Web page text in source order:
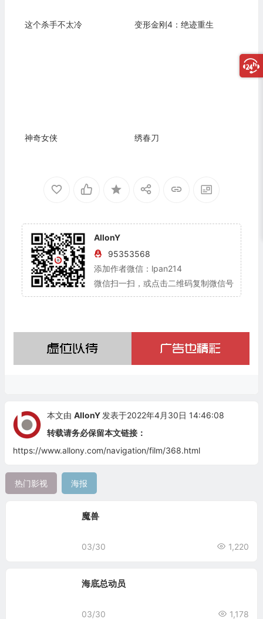
这个杀手不太冷 变形金刚4：绝迹重生
神奇女侠 绣春刀
AllonY
95353568
添加作者微信：lpan214
微信扫一扫，或点击二维码复制微信号
本文由 AllonY 发表于2022年4月30日 14:46:08
转载请务必保留本文链接：
https://www.allony.com/navigation/film/368.html
热门影视 海报
魔兽
03/30 1,220
海底总动员
03/30 1,178